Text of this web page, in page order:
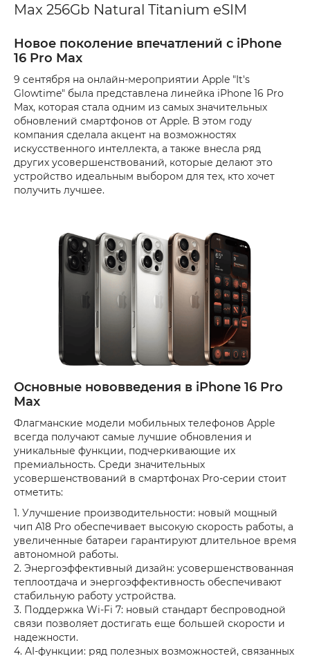
Max 256Gb Natural Titanium eSIM
Новое поколение впечатлений с iPhone
16 Pro Max
9 сентября на онлайн-мероприятии Apple "It's
Glowtime" была представлена ​​линейка iPhone 16 Pro
Max, которая стала одним из самых значительных
обновлений смартфонов от Apple. В этом году
компания сделала акцент на возможностях
искусственного интеллекта, а также внесла ряд
других усовершенствований, которые делают это
устройство идеальным выбором для тех, кто хочет
получить лучшее.
Основные нововведения в iPhone 16 Pro
Max
Флагманские модели мобильных телефонов Apple
всегда получают самые лучшие обновления и
уникальные функции, подчеркивающие их
премиальность. Среди значительных
усовершенствований в смартфонах Pro-серии стоит
отметить:
1. Улучшение производительности: новый мощный
чип A18 Pro обеспечивает высокую скорость работы, а
увеличенные батареи гарантируют длительное время
автономной работы.
2. Энергоэффективный дизайн: усовершенствованная
теплоотдача и энергоэффективность обеспечивают
стабильную работу устройства.
3. Поддержка Wi-Fi 7: новый стандарт беспроводной
связи позволяет достигать еще большей скорости и
надежности.
4. AI-функции: ряд полезных возможностей, связанных